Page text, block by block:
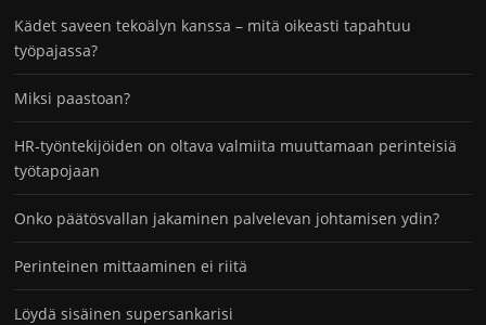
Kädet saveen tekoälyn kanssa – mitä oikeasti tapahtuu
työpajassa?
Miksi paastoan?
HR-työntekijöiden on oltava valmiita muuttamaan perinteisiä
työtapojaan
Onko päätösvallan jakaminen palvelevan johtamisen ydin?
Perinteinen mittaaminen ei riitä
Löydä sisäinen supersankarisi